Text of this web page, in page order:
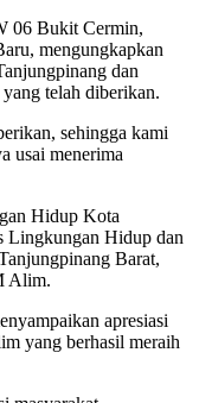
06 Bukit Cermin,
mengungkapkan
dan
telah diberikan.
sehingga kami
usai menerima
Hidup Kota
Lingkungan Hidup dan
Barat,
Alim.
apresiasi
yang berhasil meraih